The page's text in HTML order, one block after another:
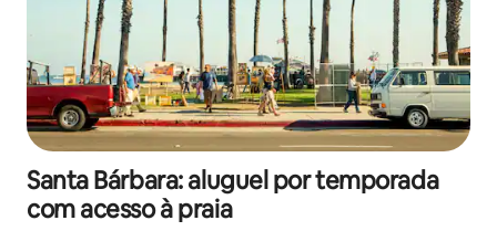
Santa Bárbara: aluguel por temporada
com acesso à praia